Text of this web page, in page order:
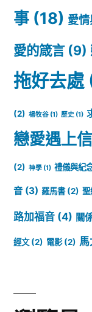
事 (18) 愛
愛的箴言(9)
拖好去處
(2) 楊牧谷 (1) 歷史 (1)
戀愛遇上
(2) 神學 (1) 禮儀與紀
音 (3) 羅馬書(2) 聖
路加福音 (4) 關
經文(2) 電影(2)